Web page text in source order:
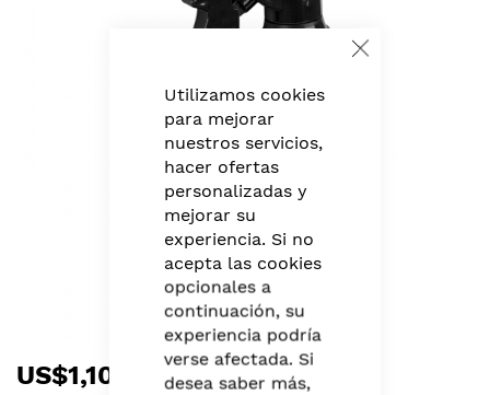
Close
Utilizamos cookies
para mejorar
nuestros servicios,
hacer ofertas
personalizadas y
mejorar su
experiencia. Si no
acepta las cookies
opcionales a
continuación, su
experiencia podría
verse afectada. Si
desea saber más,
to
US$1,10